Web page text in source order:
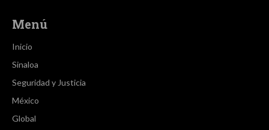
Menú
Inicio
Sinaloa
Seguridad y Justicia
México
Global